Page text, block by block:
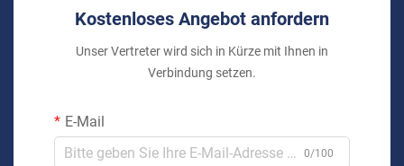
Kostenloses Angebot anfordern
Unser Vertreter wird sich in Kürze mit Ihnen in
Verbindung setzen.
E-Mail
0/100